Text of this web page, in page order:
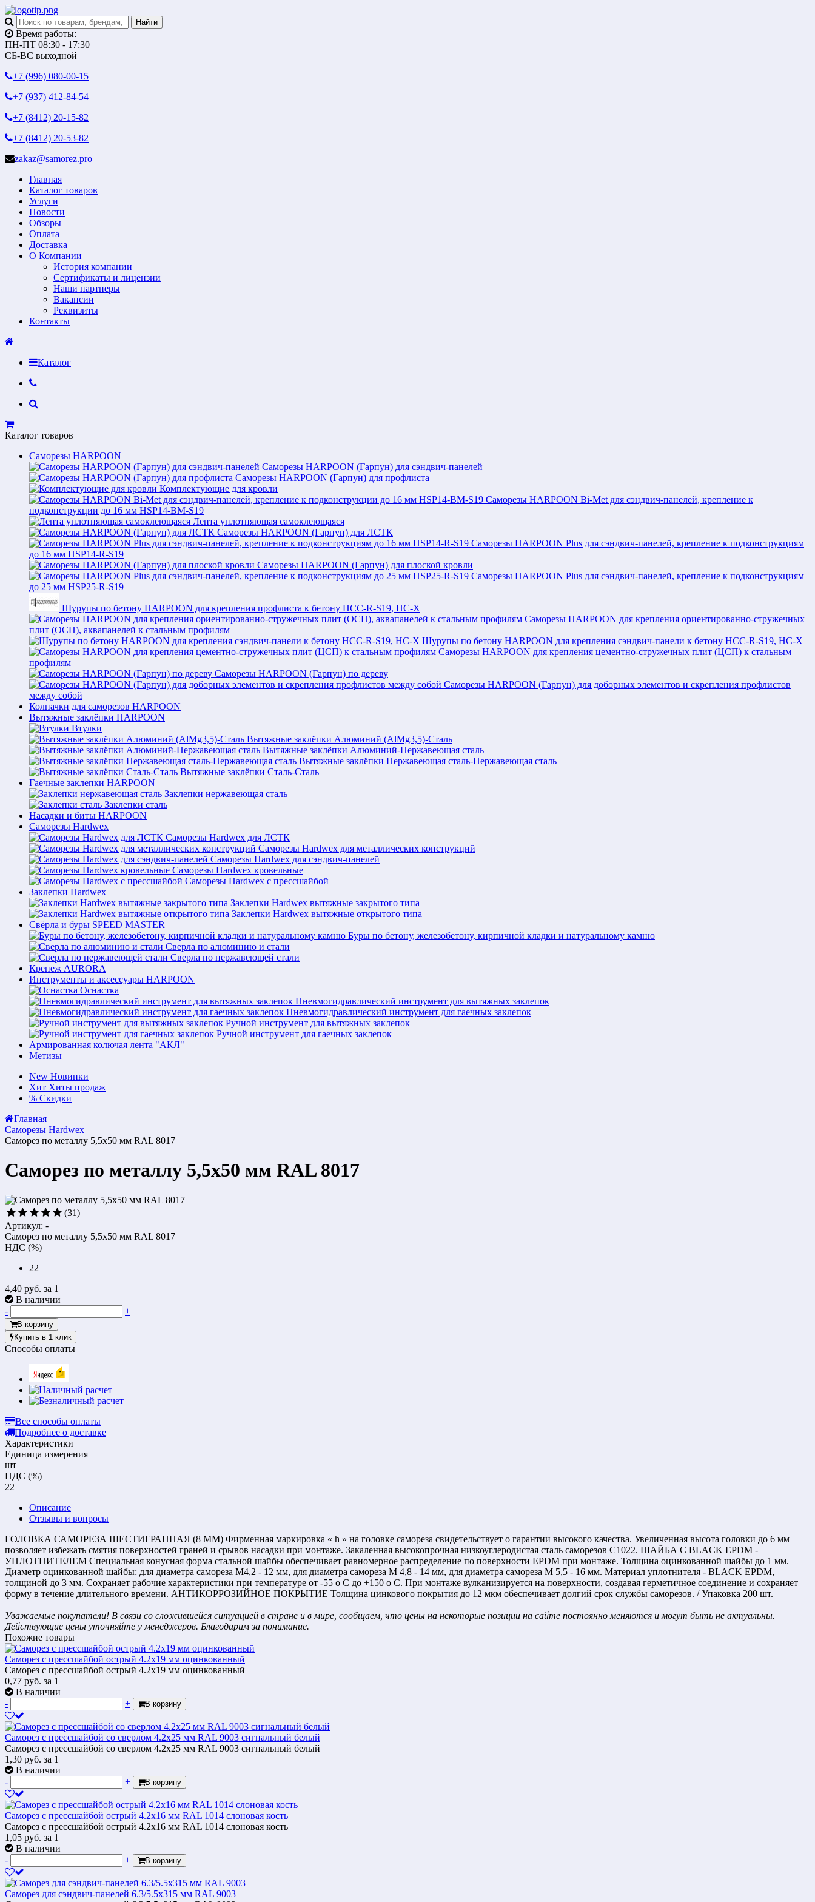
Время работы:
ПН-ПТ 08:30 - 17:30
СБ-ВС выходной
+7 (996) 080-00-15
+7 (937) 412-84-54
+7 (8412) 20-15-82
+7 (8412) 20-53-82
zakaz@samorez.pro
Главная
Каталог товаров
Услуги
Новости
Обзоры
Оплата
Доставка
О Компании
История компании
Сертификаты и лицензии
Наши партнеры
Вакансии
Реквизиты
Контакты
Каталог
Каталог товаров
Саморезы HARPOON
Саморезы HARPOON (Гарпун) для сэндвич-панелей
Саморезы HARPOON (Гарпун) для профлиста
Комплектующие для кровли
Саморезы HARPOON Bi-Met для сэндвич-панелей, крепление к
подконструкции до 16 мм HSP14-BM-S19
Лента уплотняющая самоклеющаяся
Саморезы HARPOON (Гарпун) для ЛСТК
Саморезы HARPOON Plus для сэндвич-панелей, крепление к подконструкциям
до 16 мм HSP14-R-S19
Саморезы HARPOON (Гарпун) для плоской кровли
Саморезы HARPOON Plus для сэндвич-панелей, крепление к подконструкциям
до 25 мм HSP25-R-S19
Шурупы по бетону HARPOON для крепления профлиста к бетону HCC-R-S19, HC-X
Саморезы HARPOON для крепления ориентированно-стружечных
плит (ОСП), аквапанелей к стальным профилям
Шурупы по бетону HARPOON для крепления сэндвич-панели к бетону HCC-R-S19, HC-X
Саморезы HARPOON для крепления цементно-стружечных плит (ЦСП) к стальным
профилям
Саморезы HARPOON (Гарпун) по дереву
Саморезы HARPOON (Гарпун) для доборных элементов и скрепления профлистов
между собой
Колпачки для саморезов HARPOON
Вытяжные заклёпки HARPOON
Втулки
Вытяжные заклёпки Алюминий (AlMg3,5)-Сталь
Вытяжные заклёпки Алюминий-Нержавеющая сталь
Вытяжные заклёпки Нержавеющая сталь-Нержавеющая сталь
Вытяжные заклёпки Сталь-Сталь
Гаечные заклепки HARPOON
Заклепки нержавеющая сталь
Заклепки сталь
Насадки и биты HARPOON
Саморезы Hardwex
Саморезы Hardwex для ЛСТК
Саморезы Hardwex для металлических конструкций
Саморезы Hardwex для сэндвич-панелей
Саморезы Hardwex кровельные
Саморезы Hardwex с прессшайбой
Заклепки Hardwex
Заклепки Hardwex вытяжные закрытого типа
Заклепки Hardwex вытяжные открытого типа
Свёрла и буры SPEED MASTER
Буры по бетону, железобетону, кирпичной кладки и натуральному камню
Сверла по алюминию и стали
Сверла по нержавеющей стали
Крепеж AURORA
Инструменты и аксессуары HARPOON
Оснастка
Пневмогидравлический инструмент для вытяжных заклепок
Пневмогидравлический инструмент для гаечных заклепок
Ручной инструмент для вытяжных заклепок
Ручной инструмент для гаечных заклепок
Армированная колючая лента "АКЛ"
Метизы
New Новинки
Хит Хиты продаж
% Скидки
Главная
Саморезы Hardwex
Саморез по металлу 5,5x50 мм RAL 8017
Саморез по металлу 5,5x50 мм RAL 8017
(31)
Артикул: -
Саморез по металлу 5,5x50 мм RAL 8017
НДС (%)
22
4,40 руб. за 1
В наличии
-
+
В корзину
Купить в 1 клик
Способы оплаты
Все способы оплаты
Подробнее о доставке
Характеристики
Единица измерения
шт
НДС (%)
22
Описание
Отзывы и вопросы
ГОЛОВКА САМОРЕЗА ШЕСТИГРАННАЯ (8 ММ) Фирменная маркировка « h » на головке самореза свидетельствует о гарантии высокого качества. Увеличенная высота головки до 6 мм
позволяет избежать смятия поверхностей граней и срывов насадки при монтаже. Закаленная высокопрочная низкоуглеродистая сталь саморезов С1022. ШАЙБА С BLACK EPDM -
УПЛОТНИТЕЛЕМ Специальная конусная форма стальной шайбы обеспечивает равномерное распределение по поверхности EPDM при монтаже. Толщина оцинкованной шайбы до 1 мм.
Диаметр оцинкованной шайбы: для диаметра самореза М4,2 - 12 мм, для диаметра само­реза М 4,8 - 14 мм, для диаметра самореза М 5,5 - 16 мм. Материал уплотнителя - BLACK EPDM,
толщиной до 3 мм. Сохраняет рабочие характеристики при температуре от -55 o С до +150 o С. При монтаже вулканизируется на поверхности, создавая герметичное соединение и сохраняет
форму в течение длительного времени. АНТИКОРРОЗИЙНОЕ ПОКРЫТИЕ Толщина цинкового покрытия до 12 мкм обеспечивает долгий срок службы саморезов. / Упаковка 200 шт.
Уважаемые покупатели! В связи со сложившейся ситуацией в стране и в мире, сообщаем, что цены на некоторые позиции на сайте постоянно меняются и могут быть не актуальны.
Действующие цены уточняйте у менеджеров. Благодарим за понимание.
Похожие товары
Саморез с прессшайбой острый 4.2x19 мм оцинкованный
Саморез с прессшайбой острый 4.2x19 мм оцинкованный
0,77 руб. за 1
В наличии
-
+ В корзину
Саморез с прессшайбой со сверлом 4.2x25 мм RAL 9003 сигнальный белый
Саморез с прессшайбой со сверлом 4.2x25 мм RAL 9003 сигнальный белый
1,30 руб. за 1
В наличии
-
+ В корзину
Саморез с прессшайбой острый 4.2x16 мм RAL 1014 слоновая кость
Саморез с прессшайбой острый 4.2x16 мм RAL 1014 слоновая кость
1,05 руб. за 1
В наличии
-
+ В корзину
Саморез для сэндвич-панелей 6.3/5.5х315 мм RAL 9003